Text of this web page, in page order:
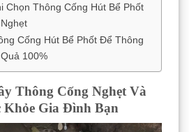
Chọn Thông Cống Hút Bể Phốt
Cống Hút Bể Phốt Để Thông
100%
Thông Cống Nghẹt Và
Khỏe Gia Đình Bạn